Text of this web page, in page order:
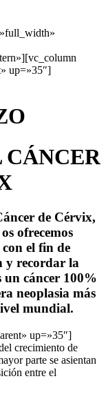
up=»35″]
de Cérvix,
ofrecemos
el fin de
y recordar la
cáncer 100%
neoplasia más
mundial.
up=»35″]
crecimiento de
parte se asientan
entre el